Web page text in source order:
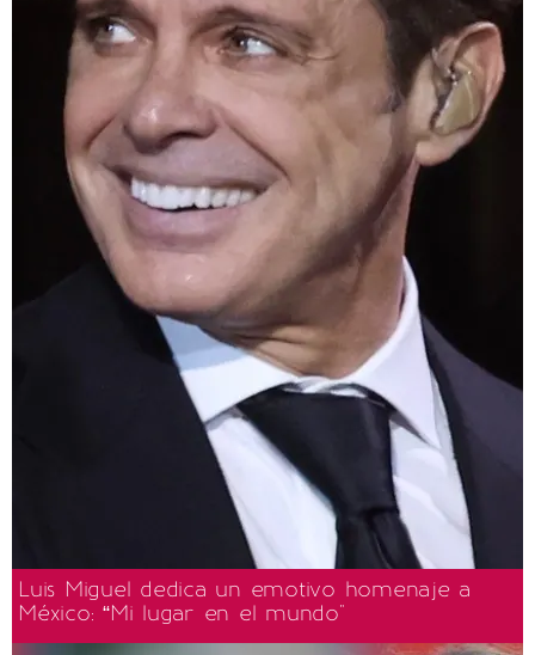
Luis Miguel dedica un emotivo homenaje a
México: “Mi lugar en el mundo"